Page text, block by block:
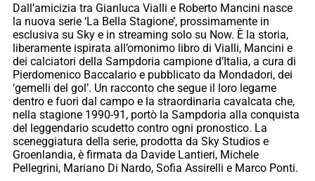
Dall’amicizia tra Gianluca Vialli e Roberto Mancini nasce
la nuova serie ‘La Bella Stagione’, prossimamente in
esclusiva su Sky e in streaming solo su Now. È la storia,
liberamente ispirata all’omonimo libro di Vialli, Mancini e
dei calciatori della Sampdoria campione d’Italia, a cura di
Pierdomenico Baccalario e pubblicato da Mondadori, dei
‘gemelli del gol’. Un racconto che segue il loro legame
dentro e fuori dal campo e la straordinaria cavalcata che,
nella stagione 1990-91, portò la Sampdoria alla conquista
del leggendario scudetto contro ogni pronostico. La
sceneggiatura della serie, prodotta da Sky Studios e
Groenlandia, è firmata da Davide Lantieri, Michele
Pellegrini, Mariano Di Nardo, Sofia Assirelli e Marco Ponti.